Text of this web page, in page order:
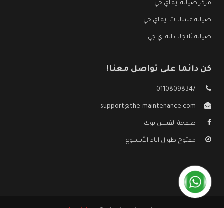
مركز صيانة ايه اي جي
صيانة غسالات ايه اي جي
صيانة ثلاجات ايه اي جي
كن دائما على تواصل معنا!
01108098347
support@the-maintenance.com
صفحة الفيس بوك
مفتوح طوال ايام الأسبوع